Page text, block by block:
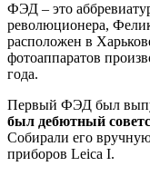
ФЭД – это
революционера,
расположен в
фотоаппаратов
года.
Первый ФЭД был
был дебютный
Собирали его
приборов Leica I.